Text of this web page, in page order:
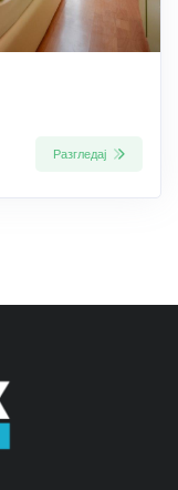
Разгледај